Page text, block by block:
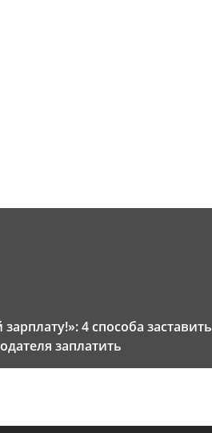
4 способа заставить
заплатить